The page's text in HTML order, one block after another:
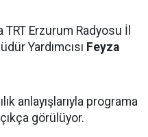
Erzurum Radyosu İl
Yardımcısı Feyza
anlayışlarıyla programa
görülüyor.